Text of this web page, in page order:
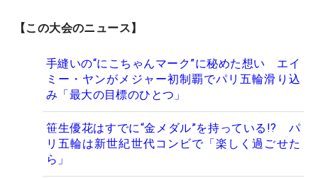
【この大会のニュース】
手縫いの“にこちゃんマーク”に秘めた想い エイ
ミー・ヤンがメジャー初制覇でパリ五輪滑り込
み「最大の目標のひとつ」
笹生優花はすでに“金メダル”を持っている!? パ
リ五輪は新世紀世代コンビで「楽しく過ごせた
ら」